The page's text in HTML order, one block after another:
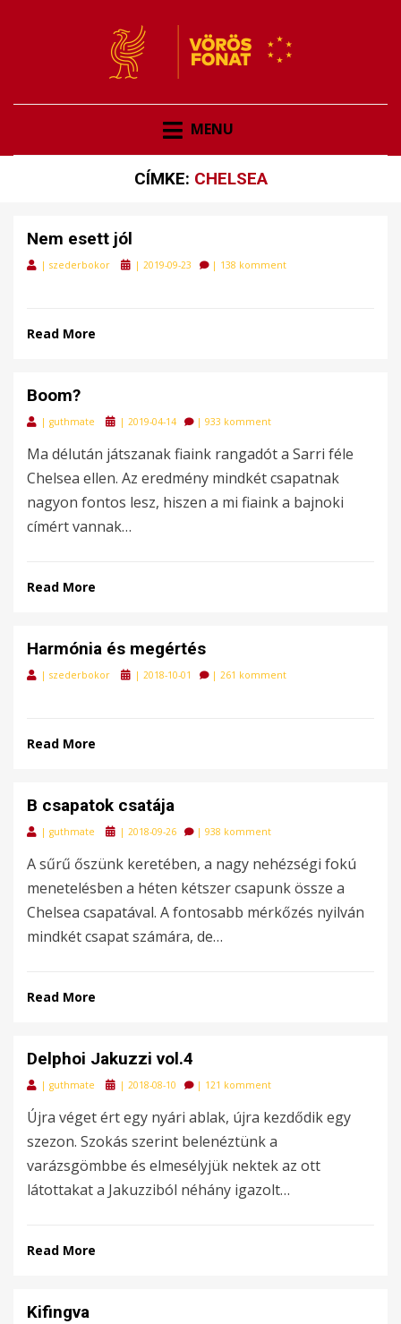
VÖRÖS FONAT
MENU
CÍMKE: CHELSEA
Nem esett jól
| szederbokor
Posted
| 2019-09-23 | 138 komment
Read More
Boom?
| guthmate
Posted
| 2019-04-14 | 933 komment
Ma délután játszanak fiaink rangadót a Sarri féle
Chelsea ellen. Az eredmény mindkét csapatnak
nagyon fontos lesz, hiszen a mi fiaink a bajnoki
címért vannak…
Read More
Harmónia és megértés
| szederbokor
Posted
| 2018-10-01 | 261 komment
Read More
B csapatok csatája
| guthmate
Posted
| 2018-09-26 | 938 komment
A sűrű őszünk keretében, a nagy nehézségi fokú
menetelésben a héten kétszer csapunk össze a
Chelsea csapatával. A fontosabb mérkőzés nyilván
mindkét csapat számára, de…
Read More
Delphoi Jakuzzi vol.4
| guthmate
Posted
| 2018-08-10 | 121 komment
Újra véget ért egy nyári ablak, újra kezdődik egy
szezon. Szokás szerint belenéztünk a
varázsgömbbe és elmesélyjük nektek az ott
látottakat a Jakuzziból néhány igazolt…
Read More
Kifingva